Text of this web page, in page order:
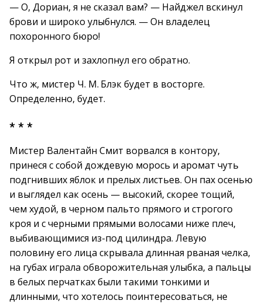
— О, Дориан, я не сказал вам? — Найджел вскинул
брови и широко улыбнулся. — Он владелец
похоронного бюро!
Я открыл рот и захлопнул его обратно.
Что ж, мистер Ч. М. Блэк будет в восторге.
Определенно, будет.
* * *
Мистер Валентайн Смит ворвался в контору,
принеся с собой дождевую морось и аромат чуть
подгнивших яблок и прелых листьев. Он пах осенью
и выглядел как осень — высокий, скорее тощий,
чем худой, в черном пальто прямого и строгого
кроя и с черными прямыми волосами ниже плеч,
выбивающимися из-под цилиндра. Левую
половину его лица скрывала длинная рваная челка,
на губах играла обворожительная улыбка, а пальцы
в белых перчатках были такими тонкими и
длинными, что хотелось поинтересоваться, не